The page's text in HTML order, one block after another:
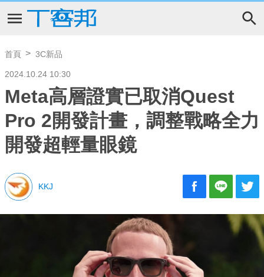
首頁 3C新品
2024.10.24 10:30
Meta高層證實已取消Quest
Pro 2開發計畫，調整戰略全力
開發超輕量眼鏡
KKJ